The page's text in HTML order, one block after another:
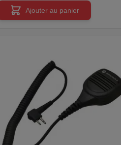
Ajouter au panier